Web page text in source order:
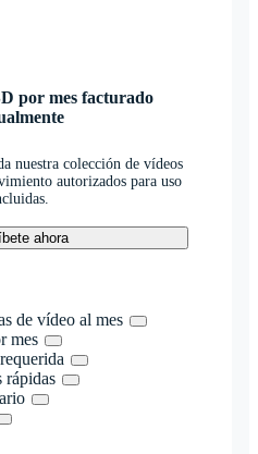
por mes facturado
nuestra colección de vídeos
autorizados para uso
ahora
de vídeo al mes
mes
rápidas